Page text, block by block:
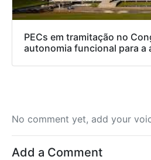
PECs em tramitação no
autonomia funcional para a
No comment yet, add your
Add a Comment